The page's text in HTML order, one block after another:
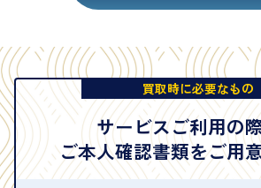
買取時に必要なもの
サービスご利用の
ご本人確認書類をご用